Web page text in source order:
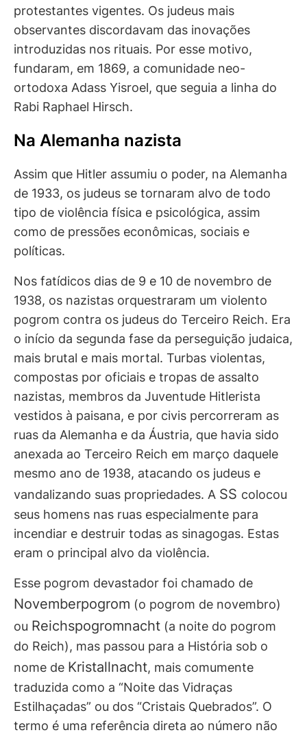
protestantes vigentes. Os judeus mais
observantes discordavam das inovações
introduzidas nos rituais. Por esse motivo,
fundaram, em 1869, a comunidade neo-
ortodoxa Adass Yisroel, que seguia a linha do
Rabi Raphael Hirsch.
Na Alemanha nazista
Assim que Hitler assumiu o poder, na Alemanha
de 1933, os judeus se tornaram alvo de todo
tipo de violência física e psicológica, assim
como de pressões econômicas, sociais e
políticas.
Nos fatídicos dias de 9 e 10 de novembro de
1938, os nazistas orquestraram um violento
pogrom contra os judeus do Terceiro Reich. Era
o início da segunda fase da perseguição judaica,
mais brutal e mais mortal. Turbas violentas,
compostas por oficiais e tropas de assalto
nazistas, membros da Juventude Hitlerista
vestidos à paisana, e por civis percorreram as
ruas da Alemanha e da Áustria, que havia sido
anexada ao Terceiro Reich em março daquele
mesmo ano de 1938, atacando os judeus e
vandalizando suas propriedades. A SS colocou
seus homens nas ruas especialmente para
incendiar e destruir todas as sinagogas. Estas
eram o principal alvo da violência.
Esse pogrom devastador foi chamado de
Novemberpogrom (o pogrom de novembro)
ou Reichspogromnacht (a noite do pogrom
do Reich), mas passou para a História sob o
nome de Kristallnacht, mais comumente
traduzida como a “Noite das Vidraças
Estilhaçadas” ou dos “Cristais Quebrados”. O
termo é uma referência direta ao número não